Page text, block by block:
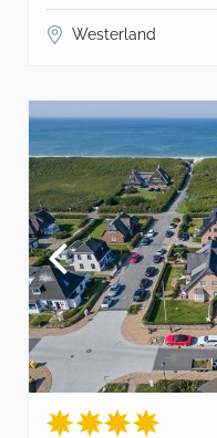
Westerland